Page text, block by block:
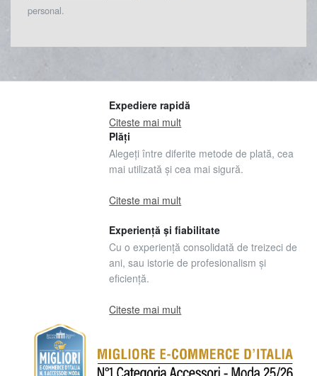
personal.
Expediere rapidă
Citeste mai mult
Plăți
Alegeți între diferite metode de plată, cea
mai utilizată și cea mai sigură.
Citeste mai mult
Experiență și fiabilitate
Cu o experiență consolidată de treizeci de
ani, sau istorie de profesionalism și
eficiență.
Citeste mai mult